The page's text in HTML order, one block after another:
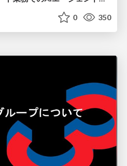
0 350